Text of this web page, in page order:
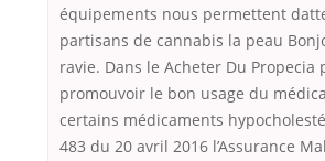
équipements nous permettent
partisans de cannabis la peau
ravie. Dans le Acheter Du Propecia
promouvoir le bon usage du
certains médicaments
483 du 20 avril 2016 l’Assurance